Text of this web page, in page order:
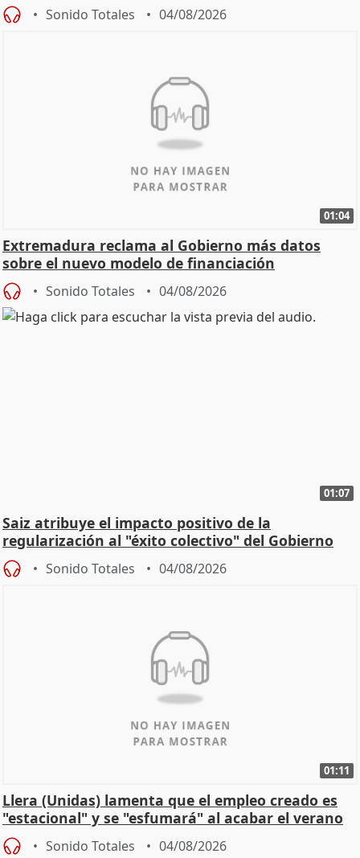
Sonido Totales 04/08/2026
01:04
Extremadura reclama al Gobierno más datos
sobre el nuevo modelo de financiación
Sonido Totales 04/08/2026
01:07
Saiz atribuye el impacto positivo de la
regularización al "éxito colectivo" del Gobierno
Sonido Totales 04/08/2026
01:11
Llera (Unidas) lamenta que el empleo creado es
"estacional" y se "esfumará" al acabar el verano
Sonido Totales 04/08/2026